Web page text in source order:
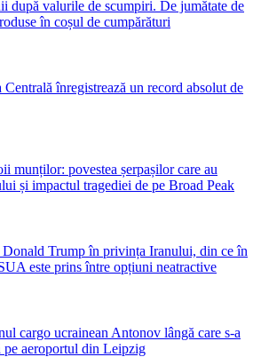
după valurile de scumpiri. De jumătate de
în coșul de cumpărături
înregistrează un record absolut de
munților: povestea șerpașilor care au
și impactul tragediei de pe Broad Peak
Trump în privința Iranului, din ce în
este prins între opțiuni neatractive
cargo ucrainean Antonov lângă care s-a
pe aeroportul din Leipzig